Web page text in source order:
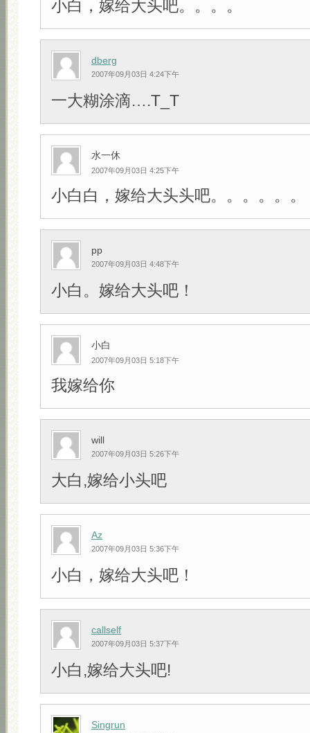
小白，嫁给大头吧。。。。
dberg
2007年09月03日 4:24下午
一大糊涂滴….T_T
水一休
2007年09月03日 4:25下午
小白白，嫁给大头头吧。。。。。。
pp
2007年09月03日 4:48下午
小白。嫁给大头吧！
小白
2007年09月03日 5:18下午
我嫁给你
will
2007年09月03日 5:26下午
大白,嫁给小头吧
Az
2007年09月03日 5:36下午
小白，嫁给大头吧！
callself
2007年09月03日 5:37下午
小白,嫁给大头吧!
Singrun